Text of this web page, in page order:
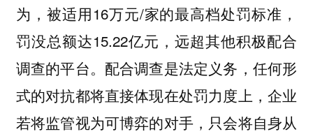
为，被适用16万元/家的最高档处罚标准，
罚没总额达15.22亿元，远超其他积极配合
调查的平台。配合调查是法定义务，任何形
式的对抗都将直接体现在处罚力度上，企业
若将监管视为可博弈的对手，只会将自身从